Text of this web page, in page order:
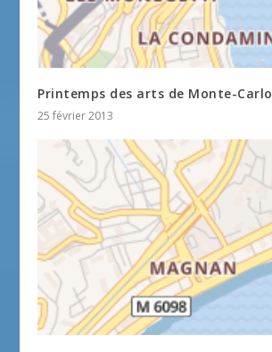
Printemps des arts de Monte-Carlo
25 février 2013